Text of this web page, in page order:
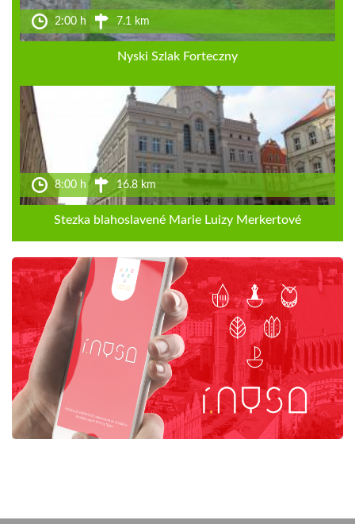
2:00 h 7.1 km
Nyski Szlak Forteczny
8:00 h 16.8 km
Stezka blahoslavené Marie Luizy Merkertové